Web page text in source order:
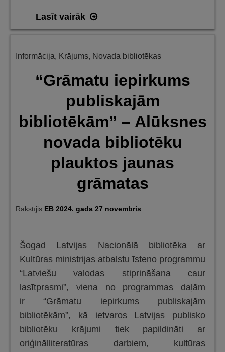
Lasīt vairāk
grāmatas
projekta
iepirkums
publiskajām
bibliotēkām”
izdevumi
Informācija, Krājums, Novada bibliotēkas
“Grāmatu iepirkums
publiskajām
bibliotēkām” – Alūksnes
novada bibliotēku
plauktos jaunas
grāmatas
Rakstījis EB 2024. gada 27 novembris.
Šogad Latvijas Nacionālā bibliotēka ar
Kultūras ministrijas atbalstu īsteno programmu
“Latviešu valodas stiprināšana caur
lasītprasmi”, viena no programmas daļām
ir “Grāmatu iepirkums publiskajām
bibliotēkām”, kā ietvaros Latvijas publisko
bibliotēku krājumi tiek papildināti ar
oriģinālliteratūras darbiem, kultūras